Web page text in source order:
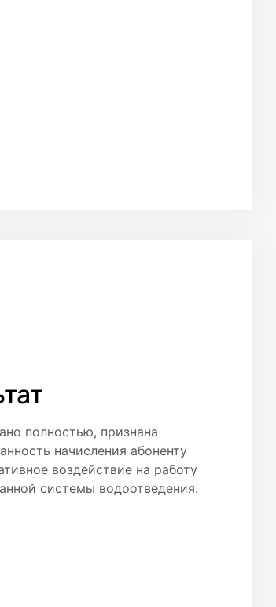
полностью, признана
начисления абоненту
воздействие на работу
системы водоотведения.